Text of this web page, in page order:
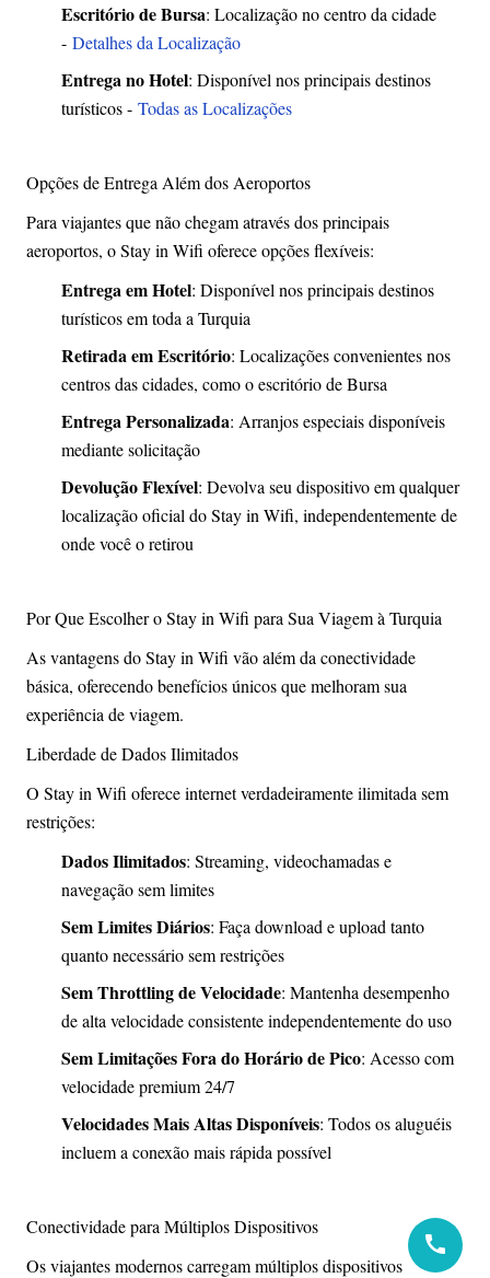
Escritório de Bursa: Localização no centro da cidade
- Detalhes da Localização
Entrega no Hotel: Disponível nos principais destinos
turísticos - Todas as Localizações
Opções de Entrega Além dos Aeroportos
Para viajantes que não chegam através dos principais
aeroportos, o Stay in Wifi oferece opções flexíveis:
Entrega em Hotel: Disponível nos principais destinos
turísticos em toda a Turquia
Retirada em Escritório: Localizações convenientes nos
centros das cidades, como o escritório de Bursa
Entrega Personalizada: Arranjos especiais disponíveis
mediante solicitação
Devolução Flexível: Devolva seu dispositivo em qualquer
localização oficial do Stay in Wifi, independentemente de
onde você o retirou
Por Que Escolher o Stay in Wifi para Sua Viagem à Turquia
As vantagens do Stay in Wifi vão além da conectividade
básica, oferecendo benefícios únicos que melhoram sua
experiência de viagem.
Liberdade de Dados Ilimitados
O Stay in Wifi oferece internet verdadeiramente ilimitada sem
restrições:
Dados Ilimitados: Streaming, videochamadas e
navegação sem limites
Sem Limites Diários: Faça download e upload tanto
quanto necessário sem restrições
Sem Throttling de Velocidade: Mantenha desempenho
de alta velocidade consistente independentemente do uso
Sem Limitações Fora do Horário de Pico: Acesso com
velocidade premium 24/7
Velocidades Mais Altas Disponíveis: Todos os aluguéis
incluem a conexão mais rápida possível
Conectividade para Múltiplos Dispositivos
Os viajantes modernos carregam múltiplos dispositivos